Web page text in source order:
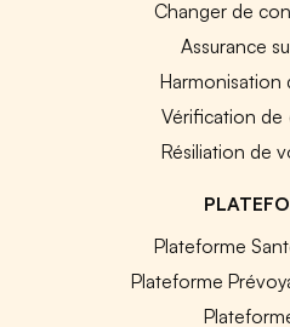
Changer de
Assurance
Harmonisation
Vérification
Résiliation de
Plateforme
Plateforme